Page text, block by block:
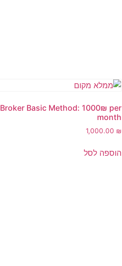
Broker Basic Method: 1000₪ per
month
1,000.00 ₪
הוספה לסל